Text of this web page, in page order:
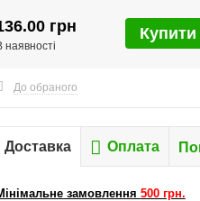
грн
наявності
Купити
До обраного
Доставка Оплата
замовлення 500 грн.